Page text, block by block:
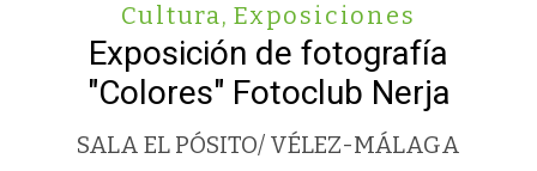
Cultura, Exposiciones
Exposición de fotografía
"Colores" Fotoclub Nerja
SALA EL PÓSITO/ VÉLEZ-MÁLAGA